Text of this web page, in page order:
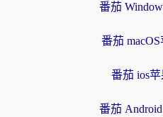
番茄
番茄
番茄 ios
番茄